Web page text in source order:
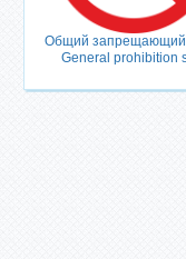
Общий запрещающий
General prohibition